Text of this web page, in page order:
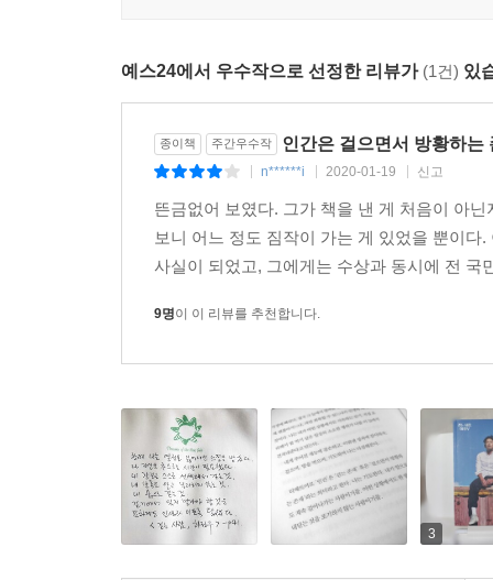
그는 한강 주변을 ‘내 집 앞마당’이라 생각하고
쉼터이자 간이카페가 되어주는 한강 편의점,
채집한 일상의 조각들이 스냅사진으로 실려 있다.
그러나 그에게 걷기는 단지 몸관리의 수단만은
있다면 굳건히 계속할 수 있는 것이다. 슬럼프가
힘들 때, 그는 방 안에 자신을 가둔 채 남 탓을
들지 않고 있었다. 부랴부랴 이유를 찾다가, 나
힘이 들었다. 왜냐하면 사람들이 분명 나를 위로
내 속마음을 눈치채고 어떤 말을 꺼내야 할지
같았다. 사람들 앞에서 어떤 표정을 지어야 할지
하는 건지 아무것도 알 수가 없었다. 촬영장에서
예스24에서 우수작으로 선정한 리뷰가 (1건) 있
종이책 주간우수작 인간은 걸으면서 방황하는
n******i 2020-01-19 신고
뜬금없어 보였다. 그가 책을 낸 게 처음이 아
보니 어느 정도 짐작이 가는 게 있었을 뿐이
사실이 되었고, 그에게는 수상과 동시에 전
9명이 이 리뷰를 추천합니다.
3